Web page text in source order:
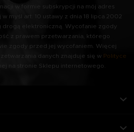
w formie subskrypcji na mój adres
myśl art. 10 ustawy z dnia 18 lipca 2002
drogą elektroniczną. Wycofanie zgody
z prawem przetwarzania, którego
zgody przed jej wycofaniem. Więcej
danych znajduje się w Polityce
na stronie Sklepu internetowego.